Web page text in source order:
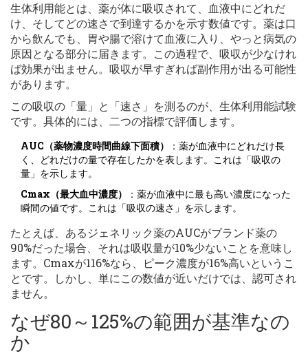
生体利用能とは、薬が体に吸収されて、血液中にどれだ
け、そしてどの速さで到達するかを示す数値です。薬は口
から飲んでも、胃や腸で溶けて血液に入り、やっと病気の
原因となる部分に届きます。この過程で、吸収が少なけれ
ば効果が出ません。吸収が早すぎれば副作用が出る可能性
があります。
この吸収の「量」と「速さ」を測るのが、生体利用能試験
です。具体的には、二つの指標で評価します。
AUC（薬物濃度時間曲線下面積）
：薬が血液中にどれだけ長
く、どれだけの量で存在したかを表します。これは「吸収の
量」を示します。
Cmax（最大血中濃度）
：薬が血液中に最も高い濃度になった
瞬間の値です。これは「吸収の速さ」を示します。
たとえば、あるジェネリック薬のAUCがブランド薬の
90%だった場合、それは吸収量が10%少ないことを意味し
ます。Cmaxが116%なら、ピーク濃度が16%高いというこ
とです。しかし、単にこの数値が近いだけでは、認可され
ません。
なぜ80～125%の範囲が基準なの
か